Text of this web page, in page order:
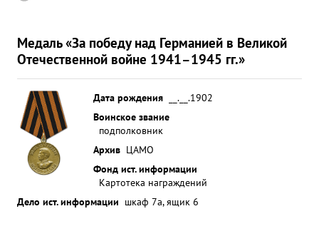
Медаль «За победу над Германией в Великой
Отечественной войне 1941–1945 гг.»
Дата рождения
__.__.1902
Воинское звание
подполковник
Архив ЦАМО
Фонд ист. информации
Картотека награждений
Дело ист. информации шкаф 7а, ящик 6